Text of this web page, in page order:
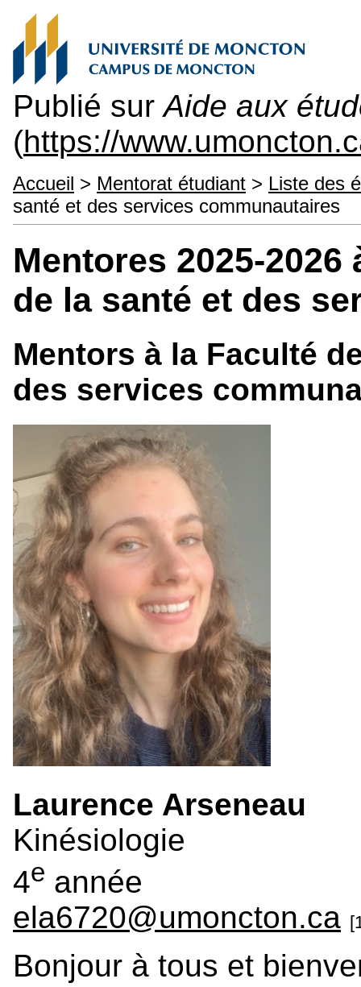
Publié surAide aux
(https://
Accueil > Mentorat étudiant > Liste des
santé et des services communautaires
Mentores 2025-
de la santé et des
Mentors à la Faculté
des services
Laurence Arseneau
Kinésiologie
4e année
ela6720@umoncton.ca
Bonjour à tous et